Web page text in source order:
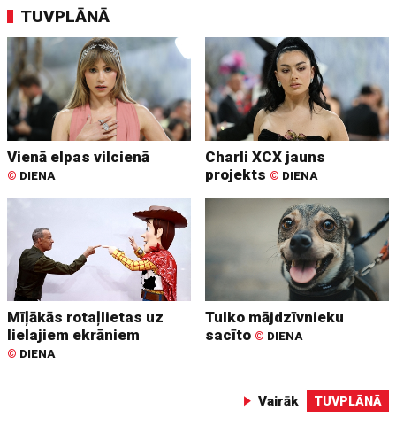
TUVPLĀNĀ
Vienā elpas vilcienā
© DIENA
Charli XCX jauns
projekts © DIENA
Mīļākās rotaļlietas uz
lielajiem ekrāniem
© DIENA
Tulko mājdzīvnieku
sacīto © DIENA
Vairāk TUVPLĀNĀ